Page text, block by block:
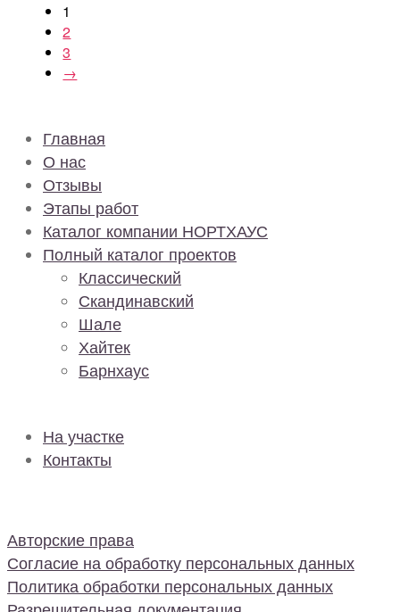
1
2
3
→
Главная
О нас
Отзывы
Этапы работ
Каталог компании НОРТХАУС
Полный каталог проектов
Классический
Скандинавский
Шале
Хайтек
Барнхаус
На участке
Контакты
Авторские права
Согласие на обработку персональных данных
Политика обработки персональных данных